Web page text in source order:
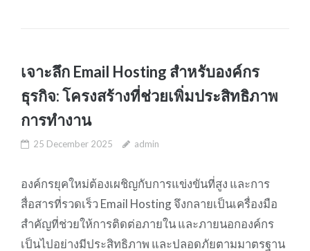
เจาะลึก Email Hosting สำหรับองค์กร
ธุรกิจ: โครงสร้างที่ช่วยเพิ่มประสิทธิภาพ
การทำงาน
25 December 2025 admin
องค์กรยุคใหม่ต้องเผชิญกับการแข่งขันที่สูง และการ
สื่อสารที่รวดเร็ว Email Hosting จึงกลายเป็นเครื่องมือ
สำคัญที่ช่วยให้การติดต่อภายใน และภายนอกองค์กร
เป็นไปอย่างมีประสิทธิภาพ และปลอดภัยตามมาตรฐาน